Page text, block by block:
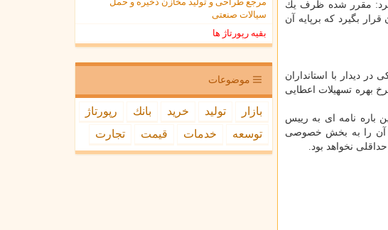
كرد: مقرر شده ظرف یك
بگیرد كه برپایه آن
دیدار با استانداران
بهره تسهیلات اعطایی
باره نامه ای به رییس
آن را به بخش خصوصی
نخواهد بود.
سیالات صنعتی
بقیه رپورتاژ ها
موضوعات
بازار تولید خرید بانك
رپورتاژ
توسعه
خدمات قیمت تجارت